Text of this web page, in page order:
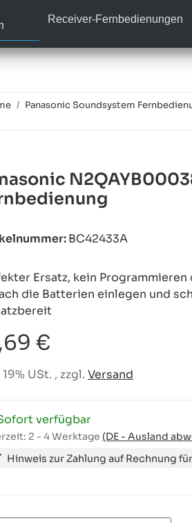
Receiver-Fernbedienungen
Panasonic Soundsystem
BC42433A
Ersatz, kein
die Batterien einlegen und
€
USt. , zzgl. Versand
verfügbar
2 - 4 Werktage (DE - Ausland
Hinweis zur Zahlung auf Rechnung